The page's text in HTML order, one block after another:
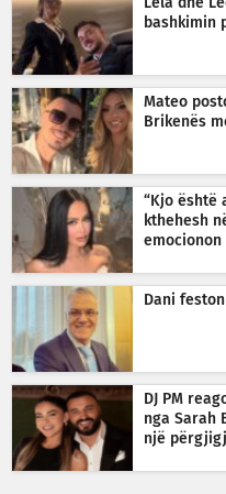
Lela dhe
bashkimin
Mateo
Brikenës
“Kjo është
kthehesh
Dani
DJ PM
nga Sarah
një